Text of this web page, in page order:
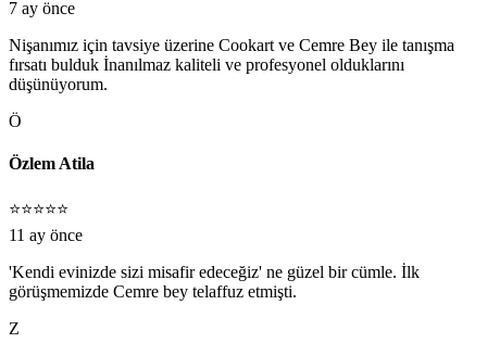
7 ay önce
Nişanımız için tavsiye üzerine Cookart ve Cemre Bey ile tanışma
fırsatı bulduk İnanılmaz kaliteli ve profesyonel olduklarını
düşünüyorum.
Ö
Özlem Atila
⭐⭐⭐⭐⭐
11 ay önce
'Kendi evinizde sizi misafir edeceğiz' ne güzel bir cümle. İlk
görüşmemizde Cemre bey telaffuz etmişti.
Z